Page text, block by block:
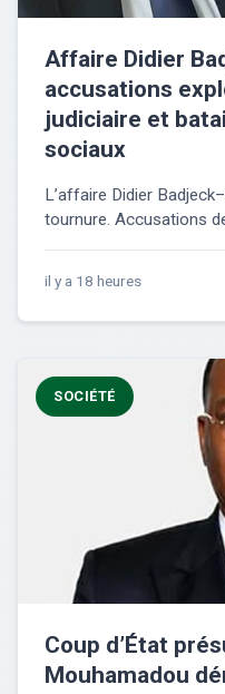
Affaire Didier
accusations
judiciaire et
sociaux
L’affaire Didier
tournure. Accusations
il y a 18 heures
SOCIÉTÉ
Coup d’État
Mouhamadou